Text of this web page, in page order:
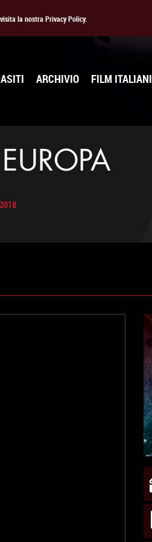
la nostra Privacy Policy.
ARCHIVIO FILM ITALIANI
2018